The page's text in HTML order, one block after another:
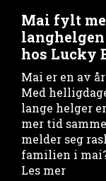
Mai fylt
hos Lucky
Mai er en av
Med
lange helger
mer tid
melder seg
familien i
Les mer